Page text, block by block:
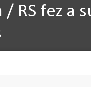
/ RS fez a